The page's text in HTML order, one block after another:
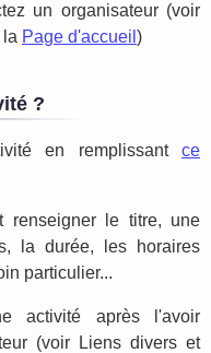
un organisateur (voir
la Page d'accueil )
?
en remplissant ce
renseigner le titre, une
la durée, les horaires
particulier...
activité après l'avoir
(voir Liens divers et